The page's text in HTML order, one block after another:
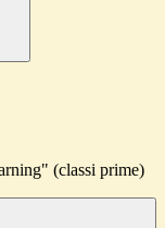
(classi prime)